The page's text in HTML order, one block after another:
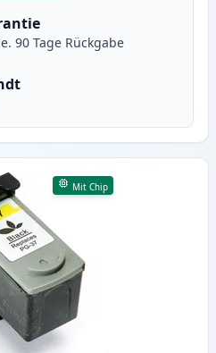
90 Tage Rückgabe
Mit Chip